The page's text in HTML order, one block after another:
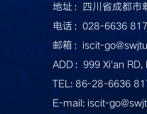
地址：四川省成都市
电话：028-6636
邮箱：iscit-
ADD：999 Xi'an
TEL: 86-28-6636
E-mail: iscit-